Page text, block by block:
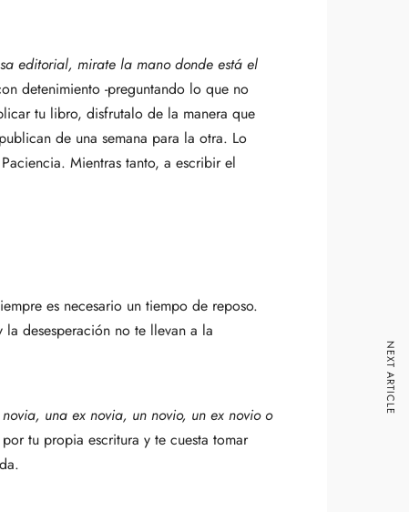
editorial, mirate la mano donde está el
detenimiento -preguntando lo que no
tu libro, disfrutalo de la manera que
de una semana para la otra. Lo
Mientras tanto, a escribir el
es necesario un tiempo de reposo.
la desesperación no te llevan a la
una ex novia, un novio, un ex novio o
tu propia escritura y te cuesta tomar
NEXT ARTICLE